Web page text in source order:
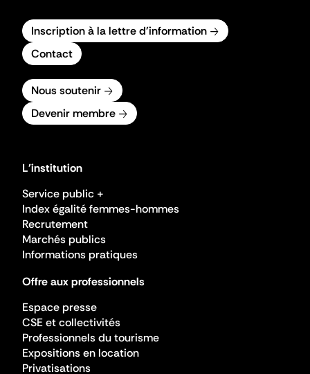
Inscription à la lettre d'information
Contact
Nous soutenir
Devenir membre
L'institution
Service public +
Index égalité femmes-hommes
Recrutement
Marchés publics
Informations pratiques
Offre aux professionnels
Espace presse
CSE et collectivités
Professionnels du tourisme
Expositions en location
Privatisations